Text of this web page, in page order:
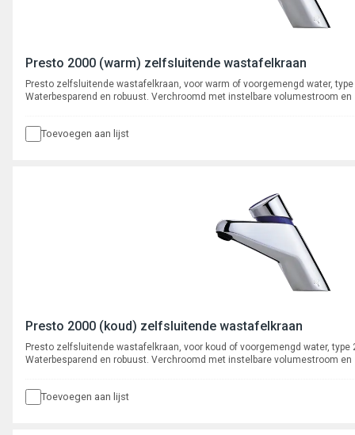
Presto 2000 (warm) zelfsluitende wastafelkraan
Presto zelfsluitende wastafelkraan, voor warm of voorgemengd water,
Waterbesparend en robuust. Verchroomd met instelbare volumestroom
Toevoegen aan lijst
Presto 2000 (koud) zelfsluitende wastafelkraan
Presto zelfsluitende wastafelkraan, voor koud of voorgemengd water, type
Waterbesparend en robuust. Verchroomd met instelbare volumestroom
Toevoegen aan lijst